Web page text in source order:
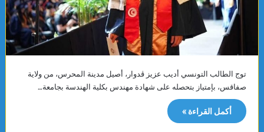
توج الطالب التونسي أديب عزيز ڤدوار، أصيل مدينة المحرس، من ولاية
صفاقس، بإمتياز بتحصله على شهادة مهندس بكلية الهندسة بجامعة…
أكمل القراءة »